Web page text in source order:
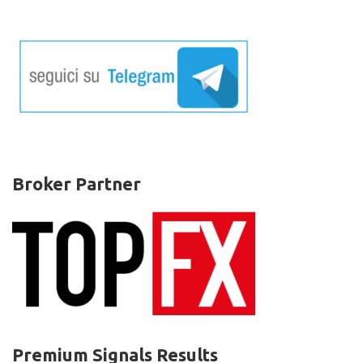
Broker Partner
Premium Signals Results